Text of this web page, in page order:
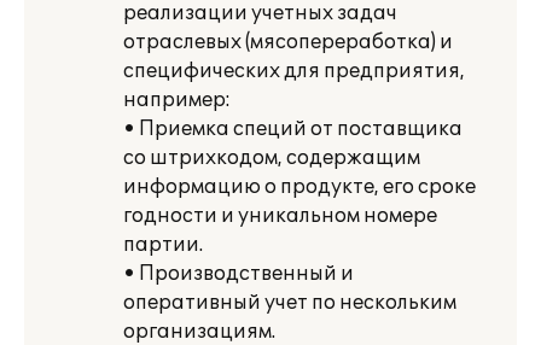
реализации учетных задач
отраслевых (мясопереработка) и
специфических для предприятия,
например:
• Приемка специй от поставщика
со штрихкодом, содержащим
информацию о продукте, его сроке
годности и уникальном номере
партии.
• Производственный и
оперативный учет по нескольким
организациям.